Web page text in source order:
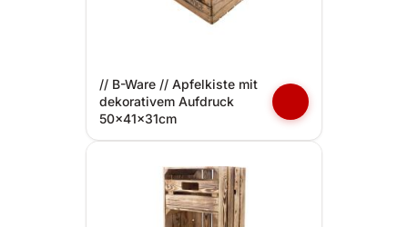
// B-Ware // Apfelkiste mit
dekorativem Aufdruck
50x41x31cm